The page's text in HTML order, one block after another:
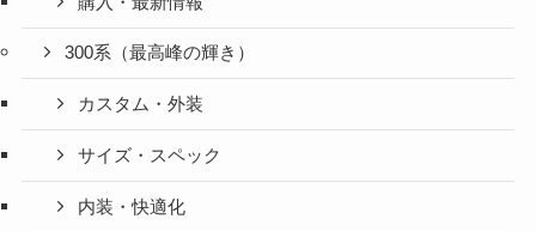
300系（最高峰の輝き）
カスタム・外装
サイズ・スペック
内装・快適化